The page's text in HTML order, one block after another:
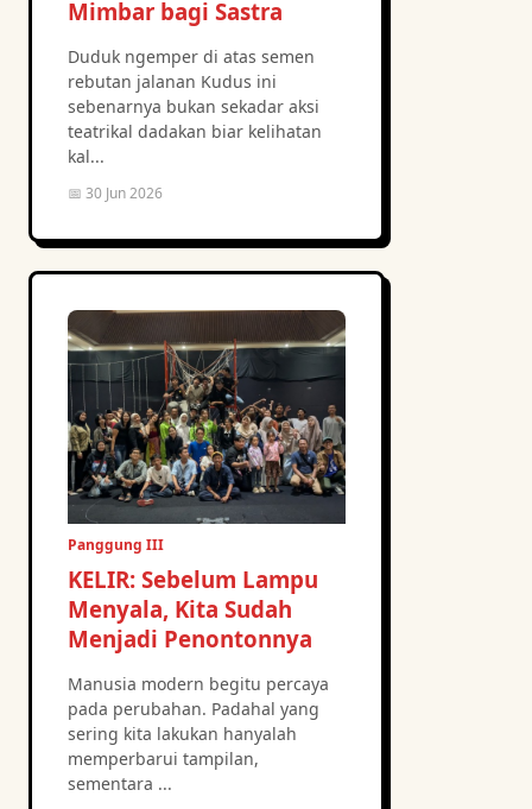
Mimbar bagi Sastra
Duduk ngemper di atas semen
rebutan jalanan Kudus ini
sebenarnya bukan sekadar aksi
teatrikal dadakan biar kelihatan
kal...
📅 30 Jun 2026
Panggung III
KELIR: Sebelum Lampu
Menyala, Kita Sudah
Menjadi Penontonnya
Manusia modern begitu percaya
pada perubahan. Padahal yang
sering kita lakukan hanyalah
memperbarui tampilan,
sementara ...